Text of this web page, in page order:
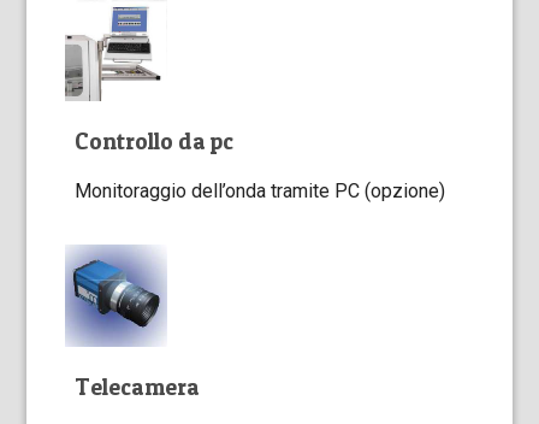
Controllo da pc
Monitoraggio dell’onda tramite PC (opzione)
Telecamera